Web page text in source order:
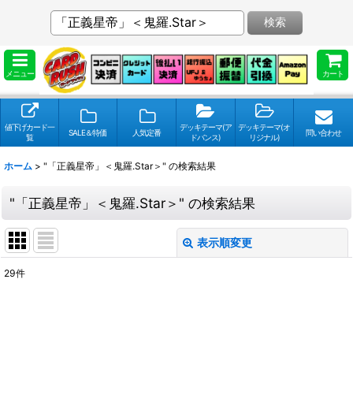
メニュー カート
検索
値下げカード一
覧
SALE＆特価 人気定番
デッキテーマ(ア
ドバンス)
デッキテーマ(オ
リジナル)
問い合わせ
ホーム > "「正義星帝」＜鬼羅.Star＞" の検索結果
"「正義星帝」＜鬼羅.Star＞" の検索結果
表示順変更
検索キーワードをお願い致します
29件